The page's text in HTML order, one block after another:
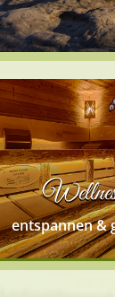
entspannen &